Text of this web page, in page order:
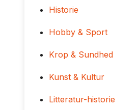
Historie
Hobby & Sport
Krop & Sundhed
Kunst & Kultur
Litteratur-historie